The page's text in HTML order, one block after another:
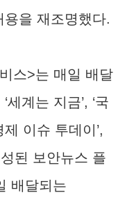
을 재조명했다.
스>는 매일 배달
세계는 지금’, ‘국
이슈 투데이’,
된 보안뉴스 플
배달되는